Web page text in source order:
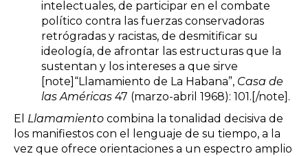
intelectuales, de participar en el combate
político contra las fuerzas conservadoras
retrógradas y racistas, de desmitificar su
ideología, de afrontar las estructuras que la
sustentan y los intereses a que sirve
[note]“Llamamiento de La Habana”, Casa de
las Américas 47 (marzo-abril 1968): 101.[/note].
El Llamamiento combina la tonalidad decisiva de
los manifiestos con el lenguaje de su tiempo, a la
vez que ofrece orientaciones a un espectro amplio